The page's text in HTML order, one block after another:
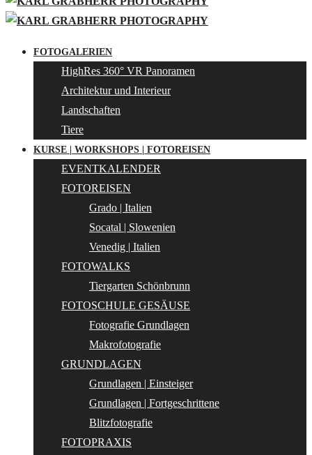
FOTOGALERIEN
HighRes 360° VR Panoramen
Architektur und Interieur
Landschaften
Tiere
KURSE | WORKSHOPS | FOTOREISEN
EVENTKALENDER
FOTOREISEN
Grado | Italien
Socatal | Slowenien
Venedig | Italien
FOTOWALKS
Tiergarten Schönbrunn
FOTOSCHULE GESÄUSE
Fotografie Grundlagen
Makrofotografie
GRUNDLAGEN
Grundlagen | Einsteiger
Grundlagen | Fortgeschrittene
Blitzfotografie
FOTOPRAXIS